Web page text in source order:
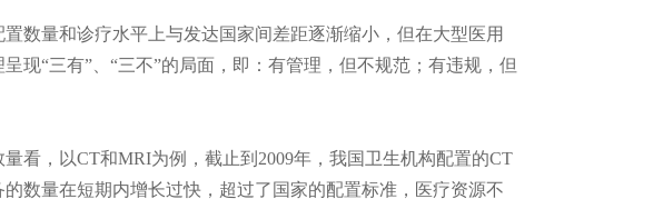
数量和诊疗水平上与发达国家间差距逐渐缩小，但在大型医用
现“三有”、“三不”的局面，即：有管理，但不规范；有违规，但
，以CT和MRI为例，截止到2009年，我国卫生机构配置的CT
数量在短期内增长过快，超过了国家的配置标准，医疗资源不